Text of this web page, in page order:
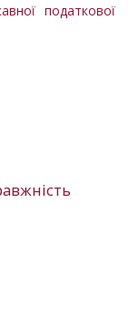
податкової